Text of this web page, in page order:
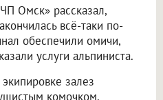
Омск» рассказал,
всё-таки по-
обеспечили омичи,
услуги альпиниста.
залез
комочком.